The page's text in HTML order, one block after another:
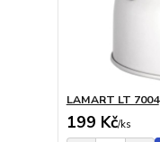
LAMART LT 7004
199 Kč/ks